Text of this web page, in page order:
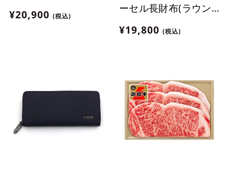
¥20,900 (税込)
ーセル長財布(ラウン
ドファスナー)【カラ
ー：ブラック×レッ
¥19,800 (税込)